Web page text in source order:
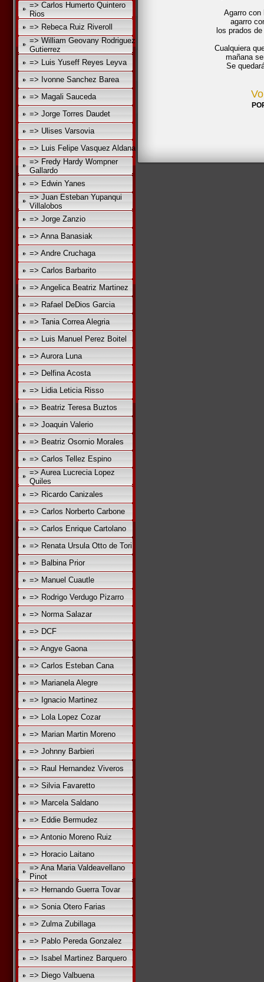
=> Carlos Humerto Quintero
Rios
=> Rebeca Ruiz Riveroll
=> William Geovany Rodriguez
Gutierrez
=> Luis Yuseff Reyes Leyva
=> Ivonne Sanchez Barea
=> Magali Sauceda
=> Jorge Torres Daudet
=> Ulises Varsovia
=> Luis Felipe Vasquez Aldana
=> Fredy Hardy Wompner
Gallardo
=> Edwin Yanes
=> Juan Esteban Yupanqui
Villalobos
=> Jorge Zanzio
=> Anna Banasiak
=> Andre Cruchaga
=> Carlos Barbarito
=> Angelica Beatriz Martinez
=> Rafael DeDios Garcia
=> Tania Correa Alegria
=> Luis Manuel Perez Boitel
=> Aurora Luna
=> Delfina Acosta
=> Lidia Leticia Risso
=> Beatriz Teresa Buztos
=> Joaquin Valerio
=> Beatriz Osornio Morales
=> Carlos Tellez Espino
=> Aurea Lucrecia Lopez
Quiles
=> Ricardo Canizales
=> Carlos Norberto Carbone
=> Carlos Enrique Cartolano
=> Renata Ursula Otto de Tori
=> Balbina Prior
=> Manuel Cuautle
=> Rodrigo Verdugo Pizarro
=> Norma Salazar
=> DCF
=> Angye Gaona
=> Carlos Esteban Cana
=> Marianela Alegre
=> Ignacio Martinez
=> Lola Lopez Cozar
=> Marian Martin Moreno
=> Johnny Barbieri
=> Raul Hernandez Viveros
=> Silvia Favaretto
=> Marcela Saldano
=> Eddie Bermudez
=> Antonio Moreno Ruiz
=> Horacio Laitano
=> Ana Maria Valdeavellano
Pinot
=> Hernando Guerra Tovar
=> Sonia Otero Farias
=> Zulma Zubillaga
=> Pablo Pereda Gonzalez
=> Isabel Martinez Barquero
=> Diego Valbuena
Agarro
agarro
los prados
Cualquiera
mañana
Se